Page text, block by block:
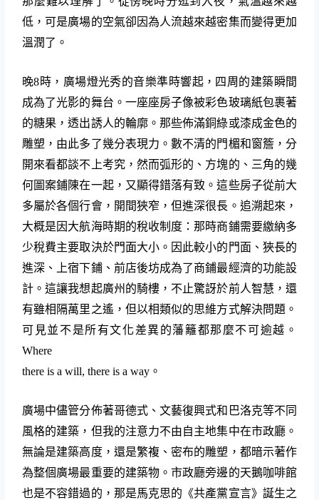
低，可是廣場的空氣卻因為人流越來越密集而變得更加
溫潤了。
晚8時，廣場燈光秀的音樂準時響起，四周的建築瞬間
成為了光影的舞台。一座座房子像被彩色玻璃紙包裹著
的糖果，透出誘人的輪廓。那些佈滿銅綠或漆成金色的
雕塑，由此多了幾分表現力。數不清的門楣和窗簷，分
開來看都談不上考究，然而弧形的、方塊的、三角的幾
何圖案鋪陳在一起，又顯得錯落有致。這些房子從前大
多屬於各個行會，開間狹窄，但進深很長。追溯起來，
大概是因大航海時期的稅收制度：那時商鋪需要繳納多
少稅費主要取決於門面大小。因此較小的門面、狹長的
進深、上宿下鋪、前店後坊成為了商鋪最經濟的功能設
計。這讓我想起廣州的騎樓，不止驚訝於前人智慧，還
有雖相隔萬里之遙，但以相類似的思維方式解決問題。
可見並不是所有文化差異的藩籬都那麼不可逾越。
Where
there is a will, there is a way 。
廣場中儘管分佈著哥德式、文藝復興式和巴洛克等不同
風格的建築，但我的注意力不由自主地集中在市政廳。
無論是建築高度，還是繁複、密布的雕塑，都暗示著作
為整個廣場最重要的建築物。市政廳旁邊的天鵝咖啡館
也是不容錯過的，那是馬克思的《共產黨宣言》誕生之